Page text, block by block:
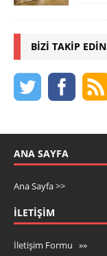
BIZI TAKIP EDIN
ANA SAYFA
Ana Sayfa >>
İLETIŞIM
İletişim Formu »»